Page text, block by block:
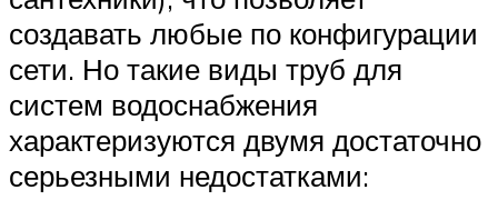
создавать любые по конфигурации
сети. Но такие виды труб для
систем водоснабжения
характеризуются двумя достаточно
серьезными недостатками: